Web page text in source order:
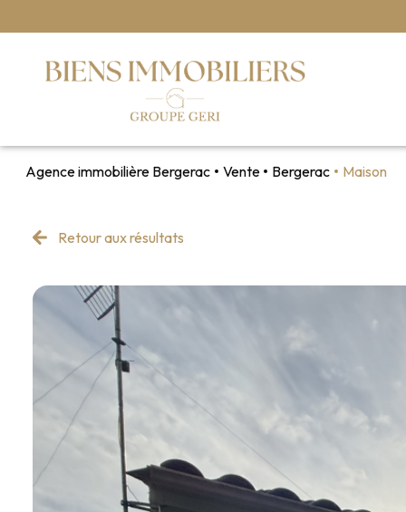
Agence immobilière Bergerac Vente Bergerac Maison
Retour aux résultats